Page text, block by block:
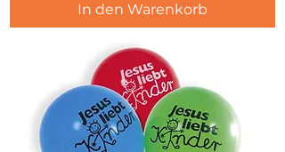
In den Warenkorb